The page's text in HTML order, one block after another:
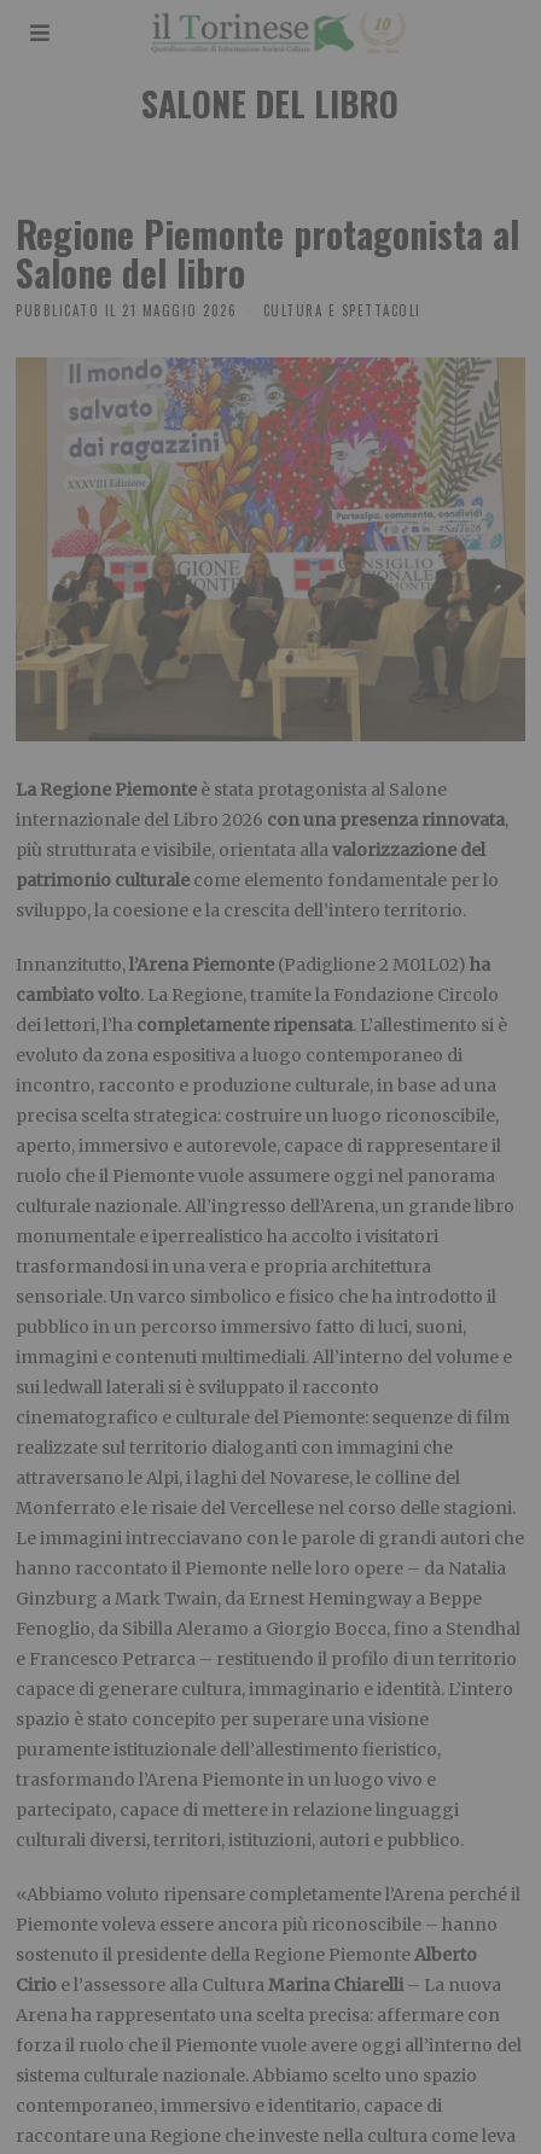
SALONE DEL LIBRO
Regione Piemonte protagonista al
Salone del libro
PUBBLICATO IL 21 MAGGIO 2026 CULTURA E SPETTACOLI
La Regione Piemonte è stata protagonista al Salone
internazionale del Libro 2026 con una presenza rinnovata,
più strutturata e visibile, orientata allavalorizzazione del
patrimonio culturale come elemento fondamentale per lo
sviluppo, la coesione e la crescita dell’intero territorio.
Innanzitutto,l’Arena Piemonte (Padiglione 2 M01L02)ha
cambiato volto. La Regione, tramite la Fondazione Circolo
dei lettori, l’ha completamente ripensata. L’allestimento si è
evoluto da zona espositiva a luogo contemporaneo di
incontro, racconto e produzione culturale, in base ad una
precisa scelta strategica: costruire un luogo riconoscibile,
aperto, immersivo e autorevole, capace di rappresentare il
ruolo che il Piemonte vuole assumere oggi nel panorama
culturale nazionale. All’ingresso dell’Arena, un grande libro
monumentale e iperrealistico ha accolto i visitatori
trasformandosi in una vera e propria architettura
sensoriale. Un varco simbolico e fisico che ha introdotto il
pubblico in un percorso immersivo fatto di luci, suoni,
immagini e contenuti multimediali. All’interno del volume e
sui ledwall laterali si è sviluppato il racconto
cinematografico e culturale del Piemonte: sequenze di film
realizzate sul territorio dialoganti con immagini che
attraversano le Alpi, i laghi del Novarese, le colline del
Monferrato e le risaie del Vercellese nel corso delle stagioni.
Le immagini intrecciavano con le parole di grandi autori che
hanno raccontato il Piemonte nelle loro opere – da Natalia
Ginzburg a Mark Twain, da Ernest Hemingway a Beppe
Fenoglio, da Sibilla Aleramo a Giorgio Bocca, fino a Stendhal
e Francesco Petrarca – restituendo il profilo di un territorio
capace di generare cultura, immaginario e identità. L’intero
spazio è stato concepito per superare una visione
puramente istituzionale dell’allestimento fieristico,
trasformando l’Arena Piemonte in un luogo vivo e
partecipato, capace di mettere in relazione linguaggi
culturali diversi, territori, istituzioni, autori e pubblico.
«Abbiamo voluto ripensare completamente l’Arena perché il
Piemonte voleva essere ancora più riconoscibile – hanno
sostenuto il presidente della Regione PiemonteAlberto
Cirio e l’assessore alla CulturaMarina Chiarelli– La nuova
Arena ha rappresentato una scelta precisa: affermare con
forza il ruolo che il Piemonte vuole avere oggi all’interno del
sistema culturale nazionale. Abbiamo scelto uno spazio
contemporaneo, immersivo e identitario, capace di
raccontare una Regione che investe nella cultura come leva